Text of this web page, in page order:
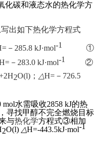
化碳和液态水的热化学方
出如下热化学方程式
－285.8 kJ·mol-1
①
－283.0 kJ·mol-1
②
2O(l)； △H=－726.5
水需吸收2858 kJ的热
寻找甲醇不完全燃烧目标
与热化学方程式③相加
2O(l) △H=-443.5kJ·mol-1